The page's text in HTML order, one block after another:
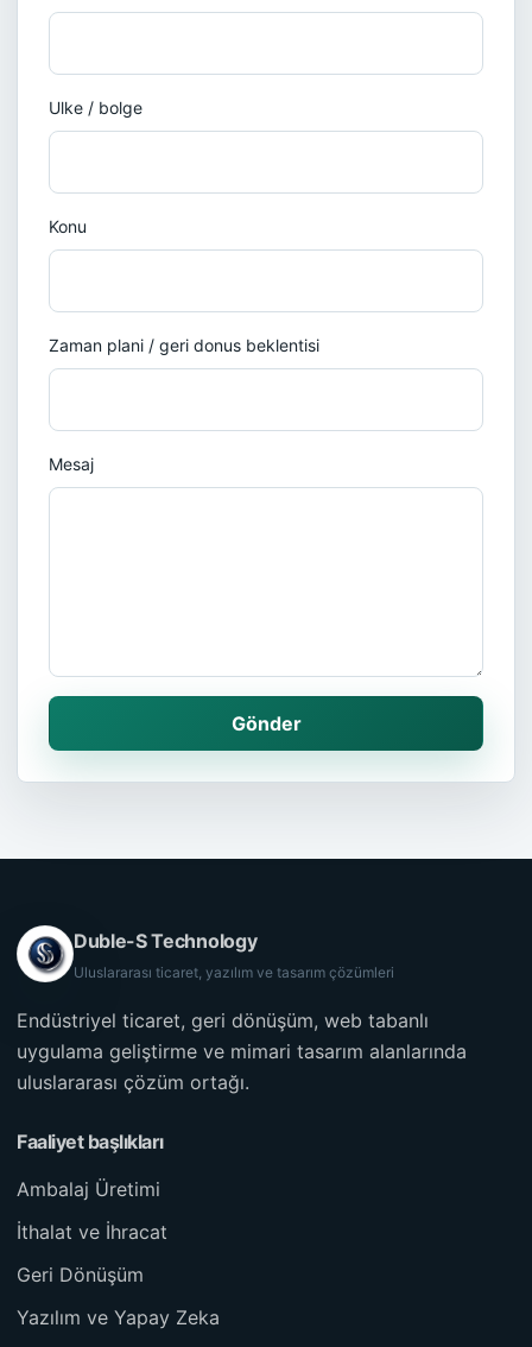
Ulke / bolge
Konu
Zaman plani / geri donus beklentisi
Mesaj
Gönder
Duble-S Technology
Uluslararası ticaret, yazılım ve tasarım çözümleri
Endüstriyel ticaret, geri dönüşüm, web tabanlı
uygulama geliştirme ve mimari tasarım alanlarında
uluslararası çözüm ortağı.
Faaliyet başlıkları
Ambalaj Üretimi
İthalat ve İhracat
Geri Dönüşüm
Yazılım ve Yapay Zeka